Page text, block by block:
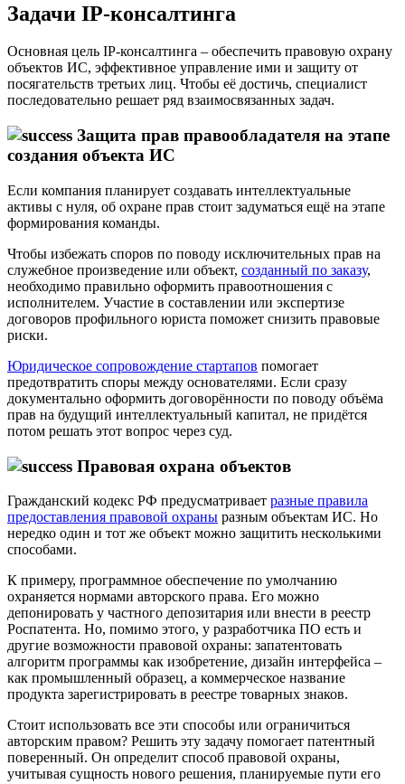
Задачи IP-консалтинга
Основная цель IP-консалтинга – обеспечить правовую охрану
объектов ИС, эффективное управление ими и защиту от
посягательств третьих лиц. Чтобы её достичь, специалист
последовательно решает ряд взаимосвязанных задач.
Защита прав правообладателя на этапе
создания объекта ИС
Если компания планирует создавать интеллектуальные
активы с нуля, об охране прав стоит задуматься ещё на этапе
формирования команды.
Чтобы избежать споров по поводу исключительных прав на
служебное произведение или объект, созданный по заказу,
необходимо правильно оформить правоотношения с
исполнителем. Участие в составлении или экспертизе
договоров профильного юриста поможет снизить правовые
риски.
Юридическое сопровождение стартапов помогает
предотвратить споры между основателями. Если сразу
документально оформить договорённости по поводу объёма
прав на будущий интеллектуальный капитал, не придётся
потом решать этот вопрос через суд.
Правовая охрана объектов
Гражданский кодекс РФ предусматривает разные правила
предоставления правовой охраны разным объектам ИС. Но
нередко один и тот же объект можно защитить несколькими
способами.
К примеру, программное обеспечение по умолчанию
охраняется нормами авторского права. Его можно
депонировать у частного депозитария или внести в реестр
Роспатента. Но, помимо этого, у разработчика ПО есть и
другие возможности правовой охраны: запатентовать
алгоритм программы как изобретение, дизайн интерфейса –
как промышленный образец, а коммерческое название
продукта зарегистрировать в реестре товарных знаков.
Стоит использовать все эти способы или ограничиться
авторским правом? Решить эту задачу помогает патентный
поверенный. Он определит способ правовой охраны,
учитывая сущность нового решения, планируемые пути его